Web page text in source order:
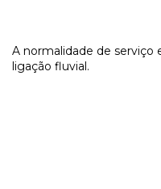
A normalidade de serviço
ligação fluvial.